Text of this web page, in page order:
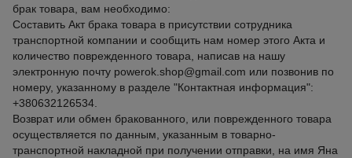
брак товара, вам необходимо:
Составить Акт брака товара в присутствии сотрудника
транспортной компании и сообщить нам номер этого Акта и
количество поврежденного товара, написав на нашу
электронную почту powerok.shop@gmail.com или позвонив по
номеру, указанному в разделе "Контактная информация":
+380632126534.
Возврат или обмен бракованного, или поврежденного товара
осуществляется по данным, указанным в товарно-
транспортной накладной при получении отправки, на имя Яна